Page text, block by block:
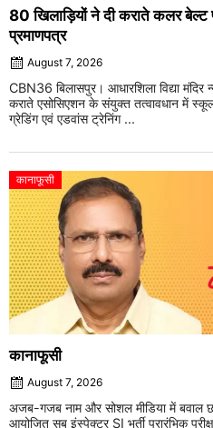
80 खिलाड़ियों ने दी कराते कलर बेल्ट
प्रमाणपत्र
August 7, 2026
CBN36 बिलासपुर। आधारशिला विद्या
कराते एसोसिएशन के संयुक्त तत्वावधान में
ग्रेडिंग एवं एडवांस ट्रेनिंग ...
कानाफूसी
कानाफूसी
August 7, 2026
अजब-गजब नाम और सोशल मीडिया में बवाल
आयोजित सब इंस्पेक्टर SI भर्ती प्रारंभिक